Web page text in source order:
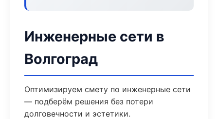
Инженерные сети в
Волгоград
Оптимизируем смету по инженерные сети
— подберём решения без потери
долговечности и эстетики.